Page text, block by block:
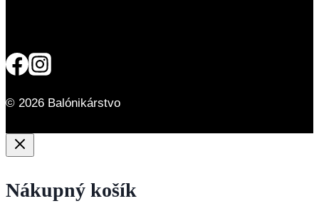
© 2026 Balónikárstvo
Nákupný košík